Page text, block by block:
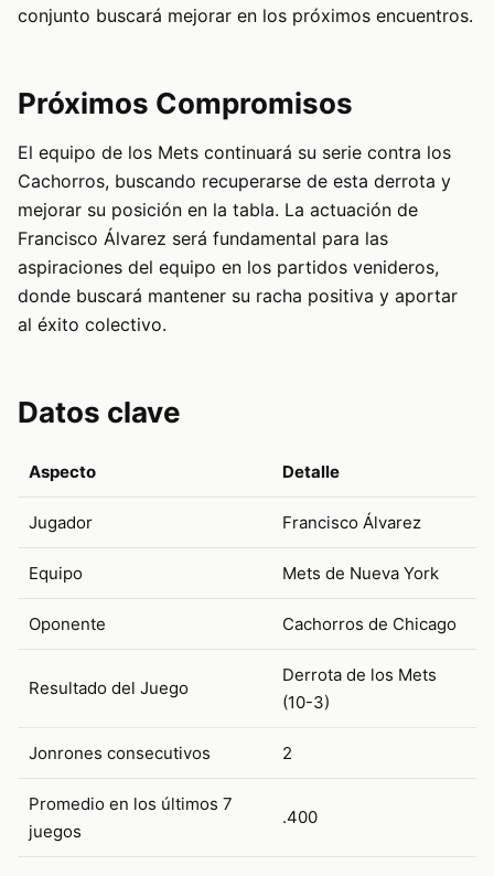
conjunto buscará mejorar en los próximos encuentros.
Próximos Compromisos
El equipo de los Mets continuará su serie contra los
Cachorros, buscando recuperarse de esta derrota y
mejorar su posición en la tabla. La actuación de
Francisco Álvarez será fundamental para las
aspiraciones del equipo en los partidos venideros,
donde buscará mantener su racha positiva y aportar
al éxito colectivo.
Datos clave
Aspecto Detalle
Jugador Francisco Álvarez
Equipo Mets de Nueva York
Oponente Cachorros de Chicago
Resultado del Juego
Derrota de los Mets
(10-3)
Jonrones consecutivos 2
Promedio en los últimos 7
juegos
.400